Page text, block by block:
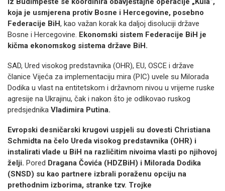
koja je usmjerena protiv Bosne i Hercegovine, posebno
Federacije BiH, kao važan korak ka daljoj disoluciji države
Bosne i Hercegovine. Ekonomski sistem Federacije BiH je
kičma ekonomskog sistema države BiH.
SAD, Ured visokog predstavnika (OHR), EU, OSCE i države
članice Vijeća za implementaciju mira (PIC) uvele su Milorada
Dodika u vlast na entitetskom i državnom nivou u vrijeme ruske
agresije na Ukrajinu, čak i nakon što je odlikovao ruskog
predsjednika Vladimira Putina.
Evropski desničarski krugovi uspjeli su dovesti Christiana
Schmidta na čelo Ureda visokog predstavnika (OHR) i
instalirati vlade u BiH na različitim nivoima vlasti po njihovoj
želji. Pored Dragana Čovića (HDZBiH) i Milorada Dodika
(SNSD) su kao partnere izbrali poraženu opciju na
prethodnim izborima, stranke tzv. Trojke